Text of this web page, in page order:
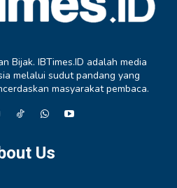
Bijak. IBTimes.ID adalah media
melalui sudut pandang yang
masyarakat pembaca.
Us